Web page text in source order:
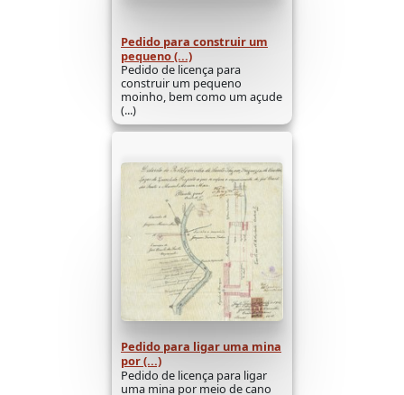
Pedido para construir um
pequeno (...)
Pedido de licença para
construir um pequeno
moinho, bem como um açude
(...)
Pedido para ligar uma mina
por (...)
Pedido de licença para ligar
uma mina por meio de cano